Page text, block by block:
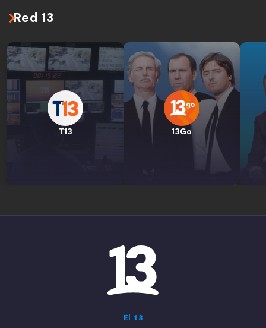
Red 13
T13 13Go
El 13